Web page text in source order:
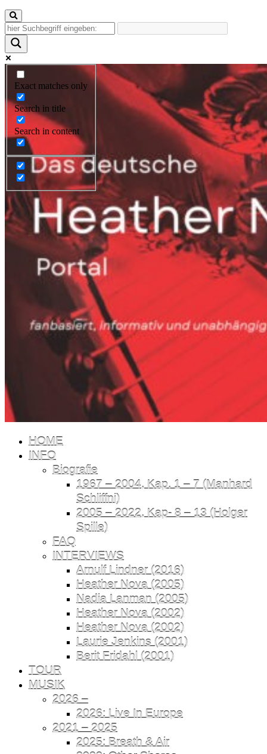
Exact matches only
Search in title
Search in content
HOME
INFO
Biografie
1967 – 2004, Kap. 1 – 7 (Manhard
Schliffni)
2005 – 2022, Kap- 8 – 13 (Holger
Spille)
FAQ
INTERVIEWS
Arnulf Lindner (2016)
Heather Nova (2005)
Nadia Lanman (2005)
Heather Nova (2002)
Heather Nova (2002)
Laurie Jenkins (2001)
Berit Fridahl (2001)
TOUR
MUSIK
2026 –
2026: Live In Europe
2021 – 2025
2025: Breath & Air